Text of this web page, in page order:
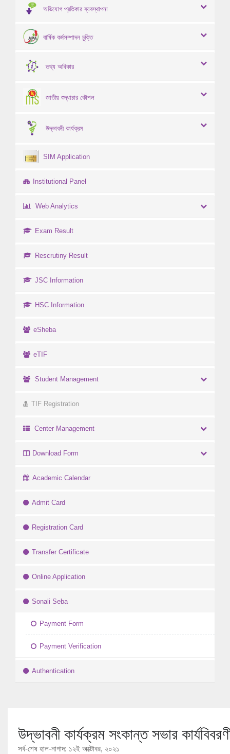
অভিযোগ প্রতিকার ব্যবস্থাপনা
বার্ষিক কর্মসম্পাদন চুক্তি
তথ্য অধিকার
জাতীয় শুদ্ধাচার কৌশল
উদ্ভাবনী কার্যক্রম
SIM Application
Institutional Panel
Web Analytics
Exam Result
Rescrutiny Result
JSC Information
HSC Information
eSheba
eTIF
Student Management
TIF Registration
Center Management
Download Form
Academic Calendar
Admit Card
Registration Card
Transfer Certificate
Online Application
Sonali Seba
Payment Form
Payment Verification
Authentication
উদ্ভাবনী কার্যক্রম সংকান্ত সভার
সর্ব-শেষ হাল-নাগাদ: ১২ই অক্টোবর, ২০২১